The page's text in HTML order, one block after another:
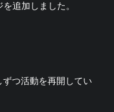
追加しました。
つ活動を再開してい